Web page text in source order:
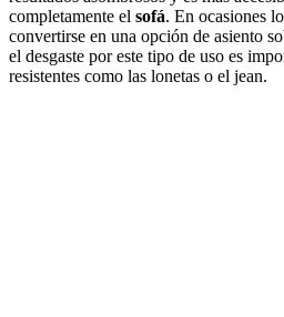
completamente el sofá. En ocasiones
convertirse en una opción de asiento
el desgaste por este tipo de uso es
resistentes como las lonetas o el jean.